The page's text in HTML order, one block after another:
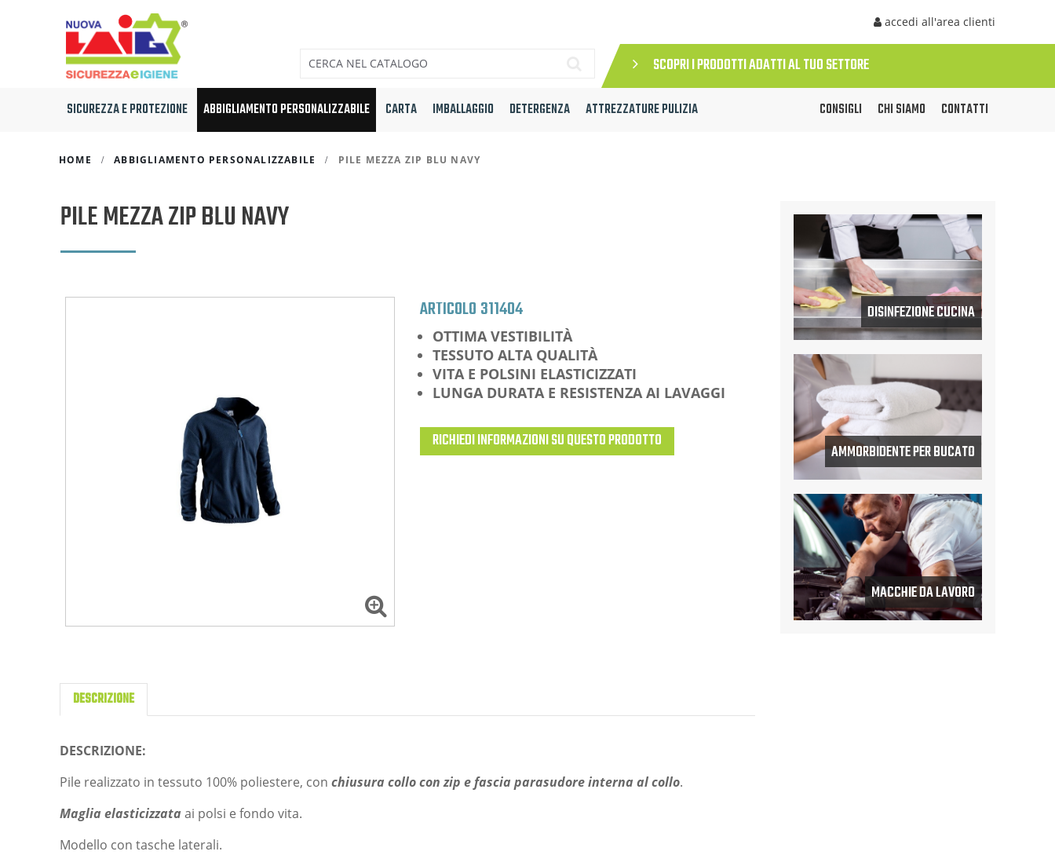
accedi all'area clienti
SCOPRI I PRODOTTI ADATTI AL TUO SETTORE
SICUREZZA E PROTEZIONE ABBIGLIAMENTO PERSONALIZZABILE CARTA IMBALLAGGIO DETERGENZA ATTREZZATURE PULIZIA CONSIGLI CHI SIAMO CONTATTI
HOME ABBIGLIAMENTO PERSONALIZZABILE PILE MEZZA ZIP BLU NAVY
PILE MEZZA ZIP BLU NAVY
ARTICOLO 311404
OTTIMAVESTIBILITÀ
TESSUTO ALTA QUALITÀ
VITA E POLSINI ELASTICIZZATI
LUNGA DURATA E RESISTENZA AI LAVAGGI
RICHIEDI INFORMAZIONI SU QUESTO PRODOTTO
DESCRIZIONE
DESCRIZIONE:
Pile realizzato in tessuto 100% poliestere, con chiusura collo con zip e fascia parasudore interna al collo.
Maglia elasticizzata ai polsi e fondo vita.
Modello con tasche laterali.
DISINFEZIONE CUCINA
AMMORBIDENTE PER BUCATO
MACCHIE DA LAVORO